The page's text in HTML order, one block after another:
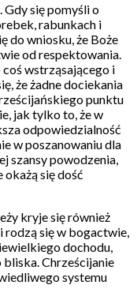
się pomyśli o
rabunkach i
do wniosku, że Boże
od respektowania.
wstrząsającego i
że żadne dociekania
punktu
jak tylko to, że w
odpowiedzialność
w poszanowaniu dla
szansy powodzenia,
okażą się dość
kryje się również
rodzą się w bogactwie,
dochodu,
Chrześcijanie
systemu